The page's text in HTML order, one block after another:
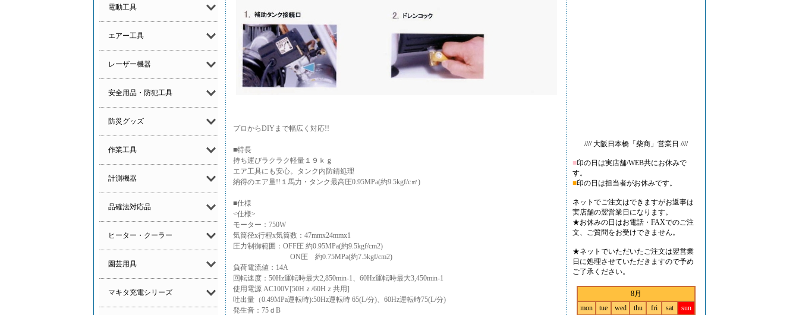
電動工具
エアー工具
レーザー機器
安全用品・防犯工具
防災グッズ
作業工具
計測機器
品確法対応品
ヒーター・クーラー
園芸用具
マキタ充電シリーズ
プロからDIYまで幅広く対応!!
■特長
持ち運びラクラク軽量１９ｋｇ
エア工具にも安心。タンク内防錆処理
納得のエア量!!１馬力・タンク最高圧0.95MPa(約9.5kgf/c㎡)
■仕様
<仕様>
モーター：750W
気筒径x行程x気筒数：47mmx24mmx1
圧力制御範囲：OFF圧 約0.95MPa(約9.5kgf/cm2)
ON圧 約0.75MPa(約7.5kgf/cm2)
負荷電流値：14A
回転速度：50Hz運転時最大2,850min-1、60Hz運転時最大3,450min-1
使用電源 AC100V[50Hｚ/60Hｚ共用]
吐出量（0.49MPa運転時):50Hz運転時 65(L/分)、60Hz運転時75(L/分)
発生音：75ｄB
//// 大阪日本橋「柴商」営業日 ////
■印の日は実店舗/WEB共にお休みで
す。
■印の日は担当者がお休みです。
ネットでご注文はできますがお返事は
実店舗の翌営業日になります。
★お休みの日はお電話・FAXでのご注
文、ご質問をお受けできません。
★ネットでいただいたご注文は翌営業
日に処理させていただきますので予め
ご了承ください。
8月
mon
tue wed thu fri sat
sun